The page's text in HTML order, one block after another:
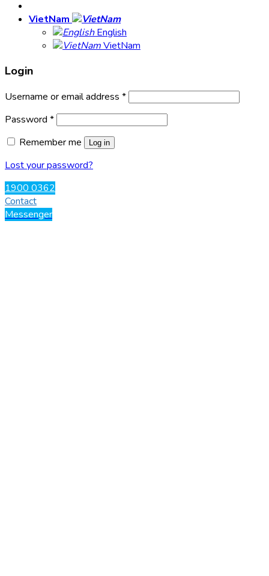
VietNam
English
VietNam
Login
Username or email address *
Password *
Remember me
Log in
Lost your password?
1900 0362
Contact
Messenger